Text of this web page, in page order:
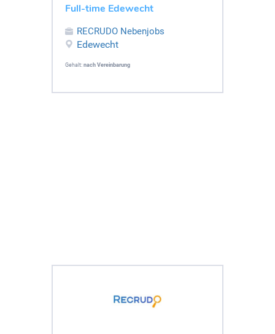
Full-time Edewecht
RECRUDO Nebenjobs
Edewecht
Gehalt: nach Vereinbarung